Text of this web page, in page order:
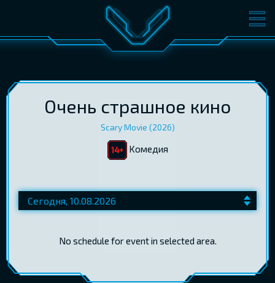
ФИЛЬМЫ БИЛЕТЫ
КОНФЕРЕНЦИИ
ПОДАРОЧНЫЕ КАРТЫ
EST RUS ENG ВОЙТИ
Очень страшное кино
Scary Movie (2026)
Kомедия
No schedule for event in selected area.